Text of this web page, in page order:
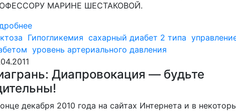
МАРИНЕ ШЕСТАКОВОЙ.
Гипогликемия сахарный диабет 2 типа
уровень артериального давления
Диапровокация — будьте
декабря 2010 года на сайтах Интернета и в